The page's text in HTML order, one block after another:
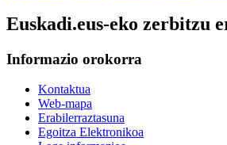
Euskadi.eus-eko zerbitzu
Informazio orokorra
Kontaktua
Web-mapa
Erabilerraztasuna
Egoitza Elektronikoa